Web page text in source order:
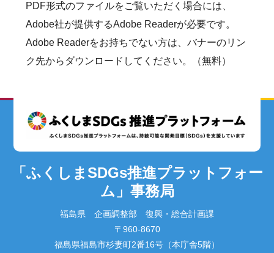
PDF形式のファイルをご覧いただく場合には、
Adobe社が提供するAdobe Readerが必要です。
Adobe Readerをお持ちでない方は、バナーのリン
ク先からダウンロードしてください。（無料）
「ふくしまSDGs推進プラットフォー
ム」事務局
福島県 企画調整部 復興・総合計画課
〒960-8670
福島県福島市杉妻町2番16号（本庁舎5階）